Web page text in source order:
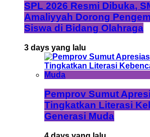
SPL 2026 Resmi Dibuka,
Amaliyyah Dorong
Siswa di Bidang Olahraga
3 days yang lalu
Pemprov Sumut
Tingkatkan Literasi
Generasi Muda